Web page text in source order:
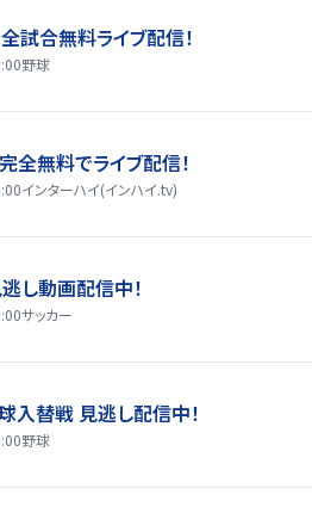
試合無料ライブ配信！
野球
全無料でライブ配信！
インターハイ(インハイ.tv)
し動画配信中！
サッカー
入替戦 見逃し配信中！
野球